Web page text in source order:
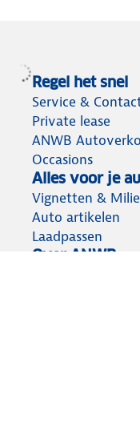
Regel het snel
Service &
Private lease
ANWB
Occasions
Alles voor je
Vignetten &
Auto artikelen
Laadpassen
Over ANWB